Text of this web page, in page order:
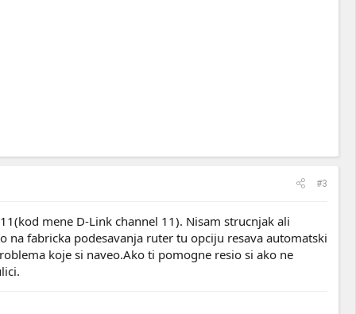
#3
mene D-Link channel 11). Nisam strucnjak ali
fabricka podesavanja ruter tu opciju resava automatski
koje si naveo.Ako ti pomogne resio si ako ne